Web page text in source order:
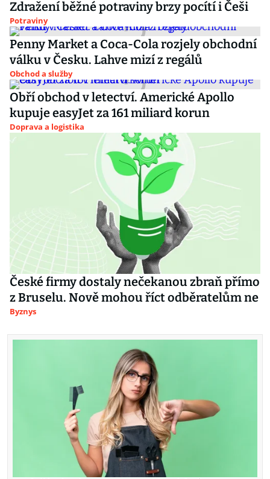
Zdražení běžné potraviny brzy pocítí i Češi
Potraviny
Penny Market a Coca-Cola rozjely obchodní
válku v Česku. Lahve mizí z regálů
Obchod a služby
Obří obchod v letectví. Americké Apollo
kupuje easyJet za 161 miliard korun
Doprava a logistika
České firmy dostaly nečekanou zbraň přímo
z Bruselu. Nově mohou říct odběratelům ne
Byznys